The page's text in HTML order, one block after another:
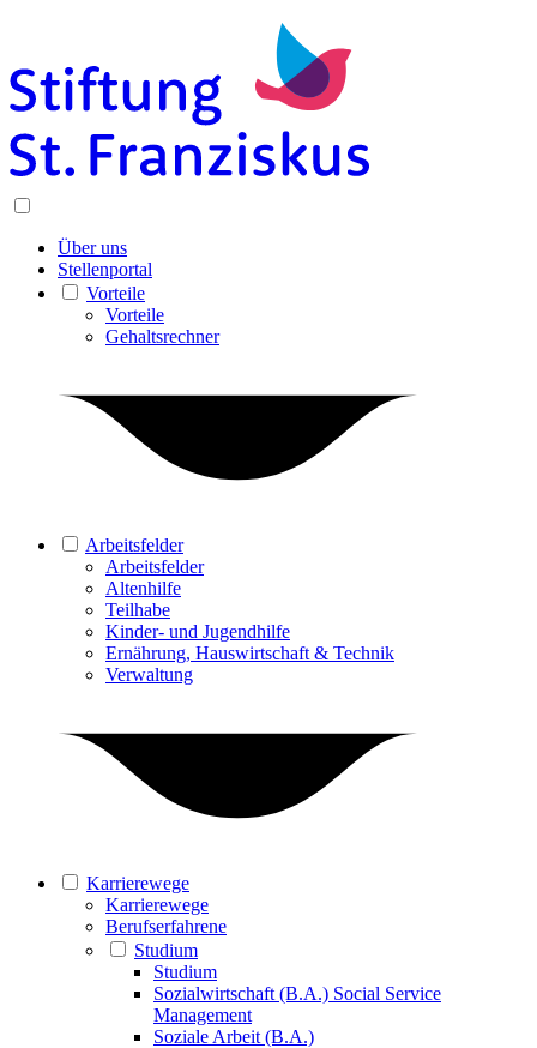
Über uns
Stellenportal
Vorteile
Vorteile
Gehaltsrechner
Arbeitsfelder
Arbeitsfelder
Altenhilfe
Teilhabe
Kinder- und Jugendhilfe
Ernährung, Hauswirtschaft & Technik
Verwaltung
Karrierewege
Karrierewege
Berufserfahrene
Studium
Studium
Sozialwirtschaft (B.A.) Social Service
Management
Soziale Arbeit (B.A.)